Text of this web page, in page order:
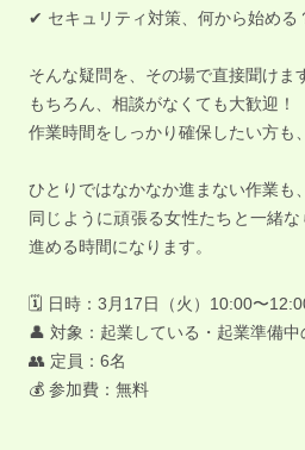
✔ セキュリティ対策、何から始める
そんな疑問を、その場で直接聞けま
もちろん、相談がなくても大歓迎！
作業時間をしっかり確保したい方も
ひとりではなかなか進まない作業も、
同じように頑張る女性たちと一緒
進める時間になります。
🗓 日時：3月17日（火）10:00〜
👤 対象：起業している・起業準備中
👥 定員：6名
💰 参加費：無料